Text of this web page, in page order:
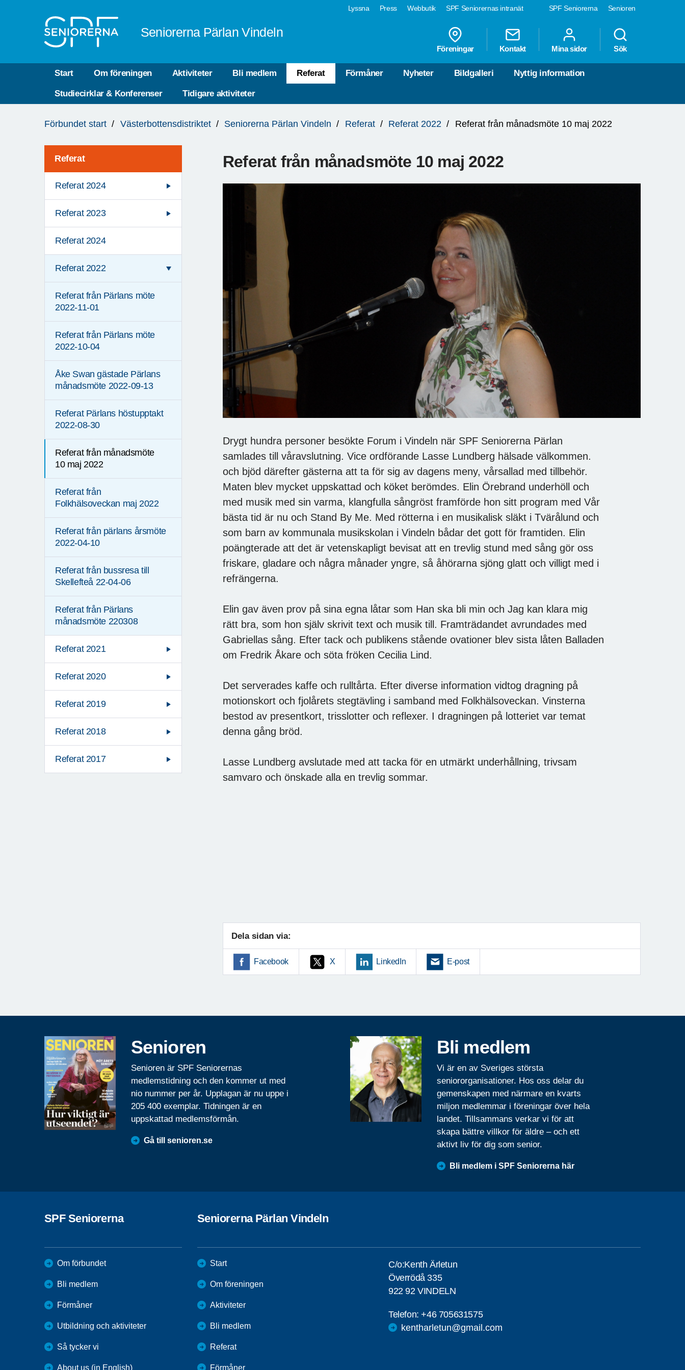
SPF Seniorerna Senioren
Lyssna Press Webbutik SPF Seniorernas intranät
Seniorerna Pärlan Vindeln
Föreningar Kontakt Mina sidor Sök
Start Om föreningen Aktiviteter Bli medlem Referat Förmåner Nyheter Bildgalleri Nyttig information
Studiecirklar & Konferenser Tidigare aktiviteter
är
Förbundet start Västerbottensdistriktet Seniorerna Pärlan Vindeln Referat Referat 2022 Referat från månadsmöte 10 maj 2022
Referat
Referat 2024
Referat 2023
Referat 2024
Referat 2022
Referat från Pärlans möte
2022-11-01
Referat från Pärlans möte
2022-10-04
Åke Swan gästade Pärlans
månadsmöte 2022-09-13
Referat Pärlans höstupptakt
2022-08-30
Referat från månadsmöte
10 maj 2022
Referat från
Folkhälsoveckan maj 2022
Referat från pärlans årsmöte
2022-04-10
Referat från bussresa till
Skellefteå 22-04-06
Referat från Pärlans
månadsmöte 220308
Referat 2021
Referat 2020
Referat 2019
Referat 2018
Referat 2017
Referat från månadsmöte 10 maj 2022
Drygt hundra personer besökte Forum i Vindeln när SPF Seniorerna Pärlan
samlades till våravslutning. Vice ordförande Lasse Lundberg hälsade välkommen.
och bjöd därefter gästerna att ta för sig av dagens meny, vårsallad med tillbehör.
Maten blev mycket uppskattad och köket berömdes. Elin Örebrand underhöll och
med musik med sin varma, klangfulla sångröst framförde hon sitt program med Vår
bästa tid är nu och Stand By Me. Med rötterna i en musikalisk släkt i Tvärålund och
som barn av kommunala musikskolan i Vindeln bådar det gott för framtiden. Elin
poängterade att det är vetenskapligt bevisat att en trevlig stund med sång gör oss
friskare, gladare och några månader yngre, så åhörarna sjöng glatt och villigt med i
refrängerna.
Elin gav även prov på sina egna låtar som Han ska bli min och Jag kan klara mig
rätt bra, som hon själv skrivit text och musik till. Framträdandet avrundades med
Gabriellas sång. Efter tack och publikens stående ovationer blev sista låten Balladen
om Fredrik Åkare och söta fröken Cecilia Lind.
Det serverades kaffe och rulltårta. Efter diverse information vidtog dragning på
motionskort och fjolårets stegtävling i samband med Folkhälsoveckan. Vinsterna
bestod av presentkort, trisslotter och reflexer. I dragningen på lotteriet var temat
denna gång bröd.
Lasse Lundberg avslutade med att tacka för en utmärkt underhållning, trivsam
samvaro och önskade alla en trevlig sommar.
Dela sidan via:
Facebook X LinkedIn E-post
Senioren
Senioren är SPF Seniorernas
medlemstidning och den kommer ut med
nio nummer per år. Upplagan är nu uppe i
205 400 exemplar. Tidningen är en
uppskattad medlemsförmån.
Gå till senioren.se
Bli medlem
Vi är en av Sveriges största
seniororganisationer. Hos oss delar du
gemenskapen med närmare en kvarts
miljon medlemmar i föreningar över hela
landet. Tillsammans verkar vi för att
skapa bättre villkor för äldre – och ett
aktivt liv för dig som senior.
Bli medlem i SPF Seniorerna här
SPF Seniorerna
Om förbundet
Bli medlem
Förmåner
Utbildning och aktiviteter
Så tycker vi
About us (in English)
Seniorerna Pärlan Vindeln
Start
Om föreningen
Aktiviteter
Bli medlem
Referat
Förmåner
C/o:Kenth Ärletun
Överrödå 335
922 92 VINDELN
Telefon:+46 705631575
kentharletun@gmail.com